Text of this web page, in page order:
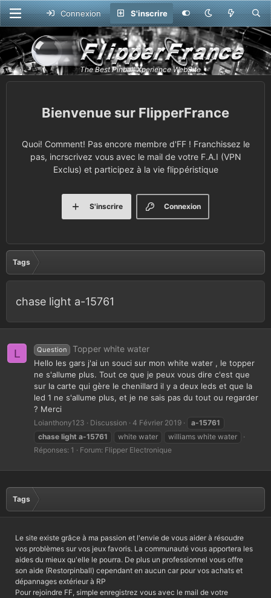
Connexion S'inscrire
FlipperFrance
Quoi! Comment! Pas encore membre d'FF ! Franchissez le
pas, incrscrivez vous avec le mail de votre F.A.I (VPN
Exclus) et participez à la vie flippéristique
Connexion
S'inscrire
Tags
chase light a-15761
L Question Topper white water
Hello les gars j'ai un souci sur mon white water , le topper
ne s'allume plus. Tout ce que je peux vous dire c'est que
sur la carte qui gère le chenillard il y a deux leds et que la
led 1 ne s'allume plus, et je ne sais pas du tout ou regarder
? Merci
Loianthony123 Discussion 4 Février 2019
a-15761
chase light a-15761 white water
williams white water
Réponses: 1
Forum: Flipper Electronique
Tags
Le site existe grâce à ma passion et l'envie de vous aider à résoudre
vos problèmes sur vos jeux favoris. La communauté vous apportera les
aides du mieux qu'elle le pourra. De plus un professionnel vous offre
son aide (Restorpinball) cependant en aucun car pour vos achats et
dépannages extérieur à RP
Pour rejoindre FF, simple enregistrez vous avec le mail de votre